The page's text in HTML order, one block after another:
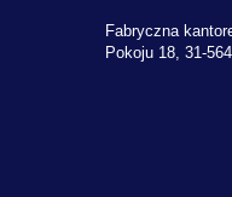
Fabryczna
Pokoju 18, 31-